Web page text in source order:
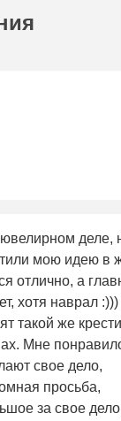
деле,
мою идею в
отлично, а
хотя наврал :)))
такой же
Мне
свое дело,
просьба,
за свое